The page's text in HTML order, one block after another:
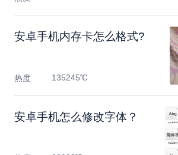
安卓手机内存卡怎么格式?
热度 135245℃
安卓手机怎么修改字体？